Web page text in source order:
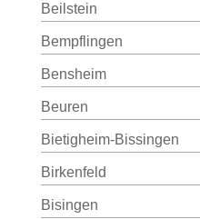
Beilstein
Bempflingen
Bensheim
Beuren
Bietigheim-Bissingen
Birkenfeld
Bisingen